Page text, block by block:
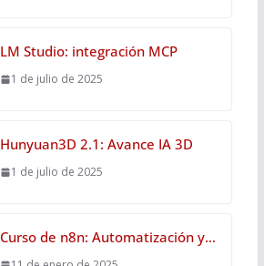
LM Studio: integración MCP
1 de julio de 2025
Hunyuan3D 2.1: Avance IA 3D
1 de julio de 2025
Curso de n8n: Automatización y…